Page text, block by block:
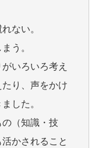
ない。
う。
いろいろ考え
り、声をかけ
した。
（知識・技
かされること